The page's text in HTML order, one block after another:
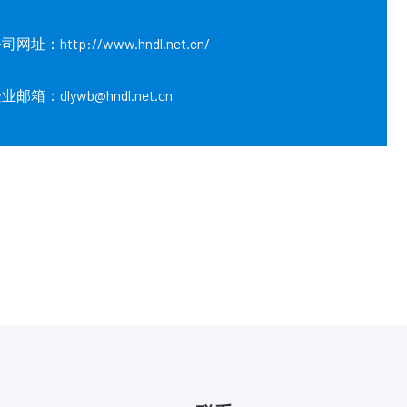
网址：http://www.hndl.net.cn/
邮箱：dlywb@hndl.net.cn